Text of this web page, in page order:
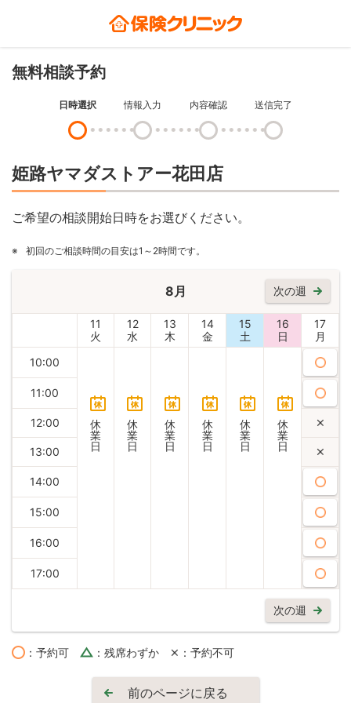
無料相談予約
日時選択 情報入力 内容確認 送信完了
姫路ヤマダストアー花田店
ご希望の相談開始日時をお選びください。
※ 初回のご相談時間の目安は1～2時間です。
次の週
8月
11
火
12
水
13
木
14
金
15
土
16
日
17
月
10:00
休
業
日
休
業
日
休
業
日
休
業
日
休
業
日
休
業
日
11:00
12:00
13:00
14:00
15:00
16:00
17:00
次の週
：予約可 ：残席わずか ：予約不可
前のページに戻る